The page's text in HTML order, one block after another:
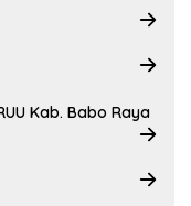
Kab. Babo Raya